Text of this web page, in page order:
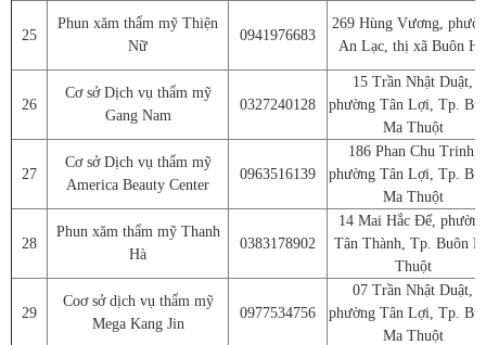
25
Phun xăm thẩm mỹ Thiện
Nữ
0941976683
269 Hùng Vương,
An Lạc, thị xã Buôn Hồ
26
Cơ sở Dịch vụ thẩm mỹ
Gang Nam
0327240128
15 Trần Nhật Duật,
phường Tân Lợi, Tp.
Ma Thuột
27
Cơ sở Dịch vụ thẩm mỹ
America Beauty Center
0963516139
186 Phan Chu Trinh,
phường Tân Lợi, Tp.
Ma Thuột
28
Phun xăm thẩm mỹ Thanh
Hà
0383178902
14 Mai Hắc Đế, phường
Tân Thành, Tp. Buôn
Thuột
29
Coơ sở dịch vụ thẩm mỹ
Mega Kang Jin
0977534756
07 Trần Nhật Duật,
phường Tân Lợi, Tp.
Ma Thuột